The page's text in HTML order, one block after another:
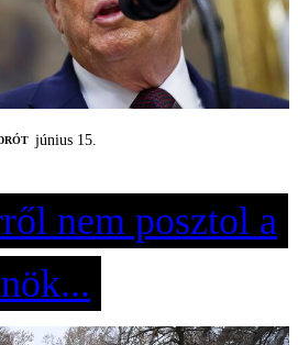
június 15.
nem posztol a